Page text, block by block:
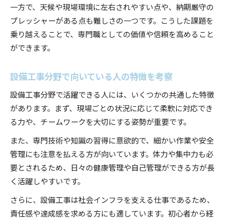
一方で、天候や現場環境に左右されやすい点や、納期厳守の
プレッシャーがある点も難しさの一つです。こうした課題を
乗り越えることで、専門職としての価値や信頼を高めること
ができます。
設備工事分野で向いている人の特徴を考察
設備工事分野で活躍できる人には、いくつかの共通した特徴
があります。まず、現場ごとの状況に応じて柔軟に対応でき
る力や、チームワークを大切にする姿勢が重要です。
また、専門技術や知識の習得に意欲的で、細かい作業や安全
管理にも注意を払える方が向いています。体力や集中力も必
要とされるため、日々の健康管理や自己管理ができる方が長
く活躍しやすいです。
さらに、設備工事は社会インフラを支える仕事であるため、
責任感や達成感を求める方にも適しています。初心者から経